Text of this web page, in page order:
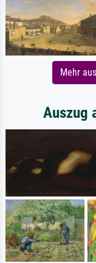
Mehr
Auszug